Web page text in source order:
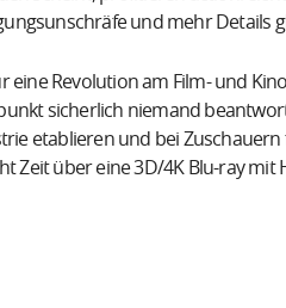
und mehr Details
eine Revolution am Film- und
sicherlich niemand
etablieren und bei
Zeit über eine 3D/4K Blu-ray mit